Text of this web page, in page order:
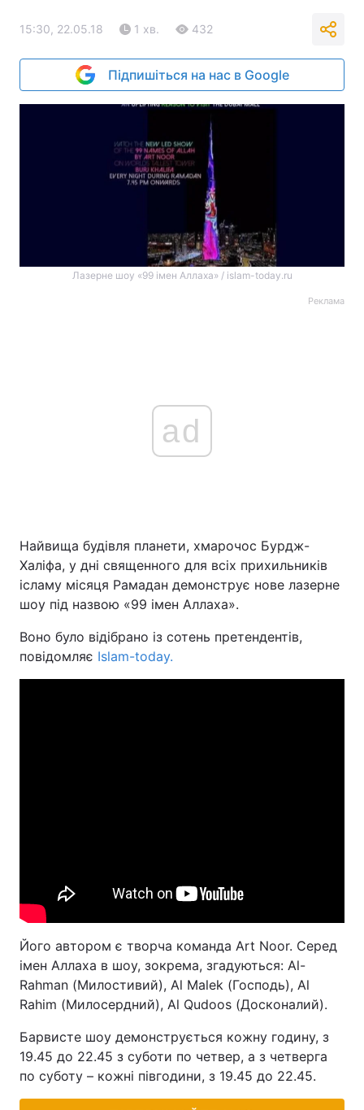
15:30, 22.05.18 1 хв. 432
Підпишіться на нас в Google
Лазерне шоу «99 імен Аллаха» / islam-today.ru
Реклама
ad
Найвища будівля планети, хмарочос Бурдж-
Халіфа, у дні священного для всіх прихильників
ісламу місяця Рамадан демонструє нове лазерне
шоу під назвою «99 імен Аллаха».
Воно було відібрано із сотень претендентів,
повідомляє Islam-today.
Його автором є творча команда Art Noor. Серед
імен Аллаха в шоу, зокрема, згадуються: Al-
Rahman (Милостивий), Al Malek (Господь), Al
Rahim (Милосердний), Al Qudoos (Досконалий).
Барвисте шоу демонструється кожну годину, з
19.45 до 22.45 з суботи по четвер, а з четверга
по суботу – кожні півгодини, з 19.45 до 22.45.